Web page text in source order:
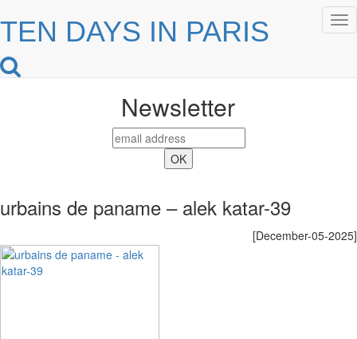
TEN DAYS IN PARIS
Newsletter
urbains de paname – alek katar-39
[December-05-2025]